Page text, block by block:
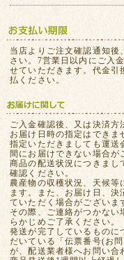
当店よりご注文確認通知
さい。7営業日以内にご入
せていただきます。代金引
払ください。
ご入金確認後、又は決済方
お届け日時の指定はでき
指定いただきましても運送
間にお届けできない場合が
商品の配送状況につきまし
確認ください。
農産物の収穫状況、天候等
ます。また、お届け日、
ていただく場合がございま
その際、ご連絡がつかない
らかじめご了承ください。
発送が完了しているものに
だいている「伝票番号(お
が、配送業者様へお問い合